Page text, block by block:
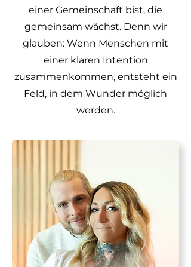
einer Gemeinschaft bist, die
gemeinsam wächst. Denn wir
glauben: Wenn Menschen mit
einer klaren Intention
zusammenkommen, entsteht ein
Feld, in dem Wunder möglich
werden.